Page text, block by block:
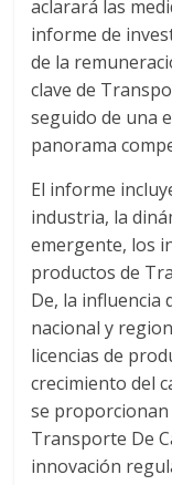
d
e
E
q
u
p
aclarará las
informe de
de la
clave de
seguido de una
panorama
El informe
industria, la
emergente, los
productos de
De, la influencia
nacional y
licencias de
crecimiento del
se proporcionan
Transporte De
innovación